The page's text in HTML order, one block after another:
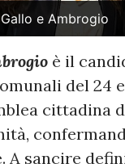
e Ambrogio
è il
del 24
cittadina
A sancire